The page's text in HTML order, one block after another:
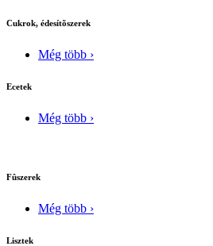
Cukrok, édesítõszerek
Még több ›
Ecetek
Még több ›
Fûszerek
Még több ›
Lisztek